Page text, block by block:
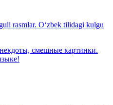
rasmlar. O‘zbek tilidagi kulgu
смешные картинки.